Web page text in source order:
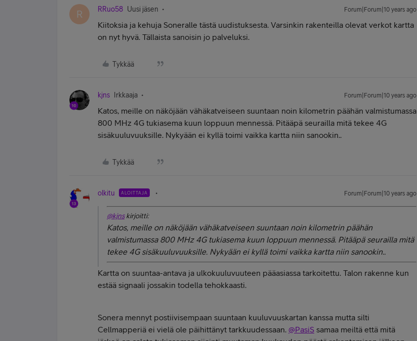
R RRuo58 Uusi jäsen Forum|Forum|10 years ago
Kiitoksia ja kehuja Soneralle tästä uudistuksesta. Varsinkin rakenteilla olevat verkot kartta
on nyt hyvä. Tällaista sanoisin jo palveluksi.
Tykkää
kjns Irkkaaja Forum|Forum|10 years ago
Katos, meille on näköjään vähäkatveiseen suuntaan noin kilometrin päähän valmistumassa
800 MHz 4G tukiasema kuun loppuun mennessä. Pitääpä seurailla mitä tekee 4G
sisäkuuluvuuksille. Nykyään ei kyllä toimi vaikka kartta niin sanookin..
Tykkää
olkitu ALOITTAJA Forum|Forum|10 years ago
@kjnskirjoitti:
Katos, meille on näköjään vähäkatveiseen suuntaan noin kilometrin päähän
valmistumassa 800 MHz 4G tukiasema kuun loppuun mennessä. Pitääpä seurailla mitä
tekee 4G sisäkuuluvuuksille. Nykyään ei kyllä toimi vaikka kartta niin sanookin..
Kartta on suuntaa-antava ja ulkokuuluvuuteen pääasiassa tarkoitettu. Talon rakenne kun
estää signaali jossakin todella tehokkaasti.
Sonera mennyt postiivisempaan suuntaan kuuluvuuskartan kanssa mutta silti
Cellmapperiä ei vielä ole päihittänyt tarkkuudessaan. @PasiS samaa meiltä että mitä